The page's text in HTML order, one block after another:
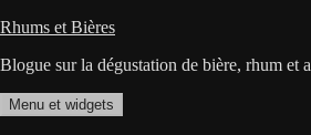
Aller
contenu
Rhums et Bières
Blogue sur la dégustation de bière, rhum et
Menu et widgets